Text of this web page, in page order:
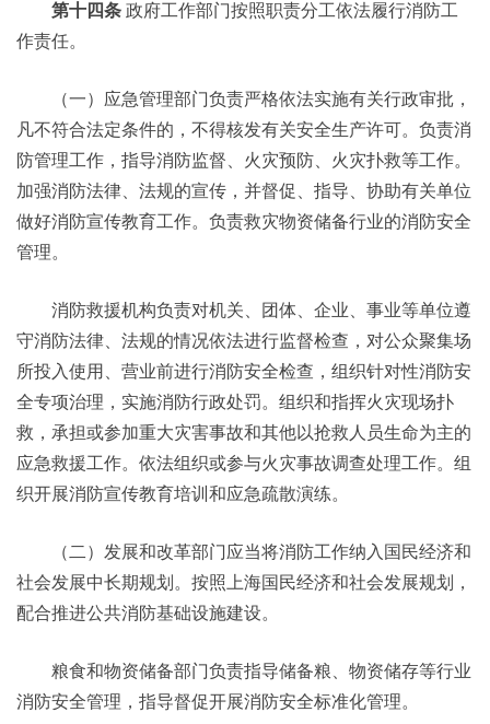
第十四条 政府工作部门按照职责分工依法履行消防工
作责任。
（一）应急管理部门负责严格依法实施有关行政审批，
凡不符合法定条件的，不得核发有关安全生产许可。负责消
防管理工作，指导消防监督、火灾预防、火灾扑救等工作。
加强消防法律、法规的宣传，并督促、指导、协助有关单位
做好消防宣传教育工作。负责救灾物资储备行业的消防安全
管理。
消防救援机构负责对机关、团体、企业、事业等单位遵
守消防法律、法规的情况依法进行监督检查，对公众聚集场
所投入使用、营业前进行消防安全检查，组织针对性消防安
全专项治理，实施消防行政处罚。组织和指挥火灾现场扑
救，承担或参加重大灾害事故和其他以抢救人员生命为主的
应急救援工作。依法组织或参与火灾事故调查处理工作。组
织开展消防宣传教育培训和应急疏散演练。
（二）发展和改革部门应当将消防工作纳入国民经济和
社会发展中长期规划。按照上海国民经济和社会发展规划，
配合推进公共消防基础设施建设。
粮食和物资储备部门负责指导储备粮、物资储存等行业
消防安全管理，指导督促开展消防安全标准化管理。